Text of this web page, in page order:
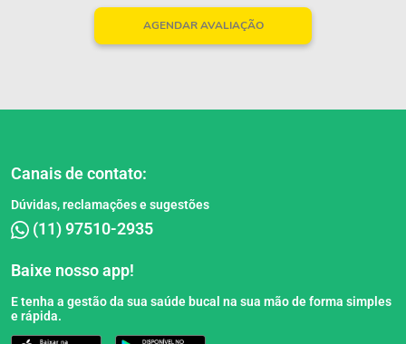
AGENDAR AVALIAÇÃO
Canais de contato:
Dúvidas, reclamações e sugestões
(11) 97510-2935
Baixe nosso app!
E tenha a gestão da sua saúde bucal na sua mão de forma simples
e rápida.